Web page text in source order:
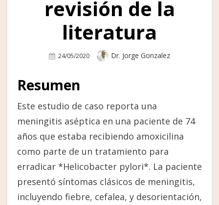
revisión de la
literatura
Posted
24/05/2020 Author
Dr. Jorge Gonzalez
Resumen
Este estudio de caso reporta una
meningitis aséptica en una paciente de 74
años que estaba recibiendo amoxicilina
como parte de un tratamiento para
erradicar *Helicobacter pylori*. La paciente
presentó síntomas clásicos de meningitis,
incluyendo fiebre, cefalea, y desorientación,